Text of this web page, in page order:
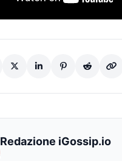
Redazione iGossip.io